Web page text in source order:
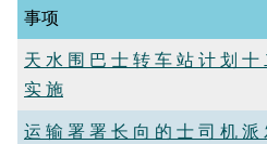
事项
天 水 围 巴 士 转 车 站 计 划 十
实 施
运 输 署 署 长 向 的 士 司 机 派